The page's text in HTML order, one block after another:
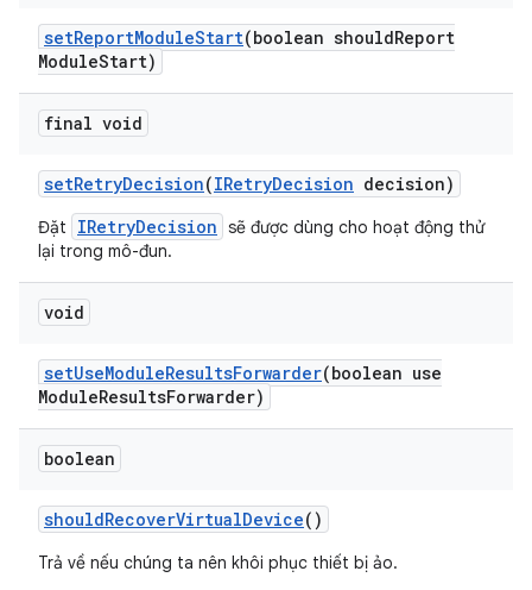
setReportModuleStart(boolean shouldReport
ModuleStart)
final void
setRetryDecision(IRetryDecision decision)
Đặt IRetryDecision sẽ được dùng cho hoạt động thử
lại trong mô-đun.
void
setUseModuleResultsForwarder(boolean use
ModuleResultsForwarder)
boolean
shouldRecoverVirtualDevice()
Trả về nếu chúng ta nên khôi phục thiết bị ảo.